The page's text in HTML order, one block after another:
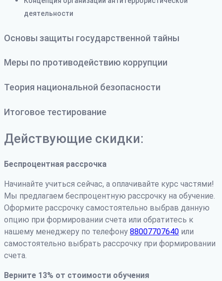
деятельности
Основы защиты государственной тайны
Меры по противодействию коррупции
Теория национальной безопасности
Итоговое тестирование
Действующие скидки:
Беспроцентная рассрочка
Начинайте учиться сейчас, а оплачивайте курс частями!
Мы предлагаем беспроцентную рассрочку на обучение.
Оформите рассрочку самостоятельно выбрав данную
опцию при формировании счета или обратитесь к
нашему менеджеру по телефону 88007707640 или
самостоятельно выбрать рассрочку при формировании
счета.
Верните 13% от стоимости обучения